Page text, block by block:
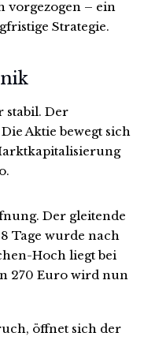
vorgezogen – ein
Strategie.
stabil. Der
Aktie bewegt sich
Der gleitende
Tage wurde nach
Hoch liegt bei
270 Euro wird nun
öffnet sich der